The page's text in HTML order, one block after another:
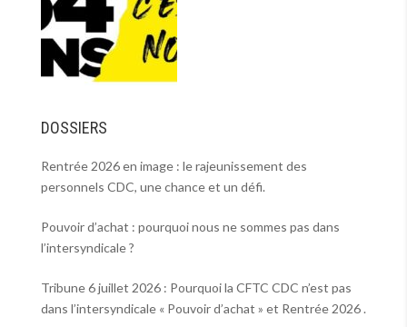
DOSSIERS
Rentrée 2026 en image : le rajeunissement des
personnels CDC, une chance et un défi.
Pouvoir d’achat : pourquoi nous ne sommes pas dans
l’intersyndicale ?
Tribune 6 juillet 2026 : Pourquoi la CFTC CDC n’est pas
dans l’intersyndicale « Pouvoir d’achat » et Rentrée 2026 .